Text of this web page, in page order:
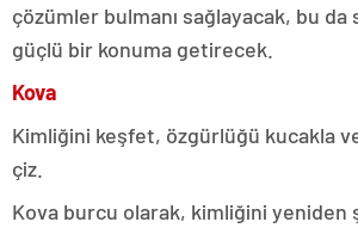
çözümler bulmanı sağlayacak, bu da
güçlü bir konuma getirecek.
Kova
Kimliğini keşfet, özgürlüğü kucakla
çiz.
Kova burcu olarak, kimliğini yeniden